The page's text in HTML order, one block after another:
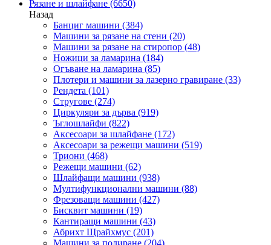
Рязане и шлайфане (6650)
Назад
Банциг машини (384)
Машини за рязане на стени (20)
Машини за рязане на стиропор (48)
Ножици за ламарина (184)
Огъване на ламарина (85)
Плотери и машини за лазерно гравиране (33)
Рендета (101)
Стругове (274)
Циркуляри за дърва (919)
Ъглошлайфи (822)
Аксесоари за шлайфане (172)
Аксесоари за режещи машини (519)
Триони (468)
Режещи машини (62)
Шлайфащи машини (938)
Мултифункционални машини (88)
Фрезоващи машини (427)
Бисквит машини (19)
Кантиращи машини (43)
Абрихт Щрайхмус (201)
Машини за полиране (204)